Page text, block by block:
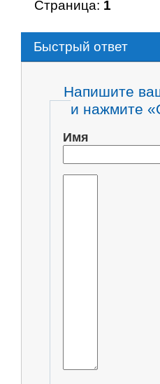
Страница: 1
Быстрый ответ
Напишите
и нажмите
Имя